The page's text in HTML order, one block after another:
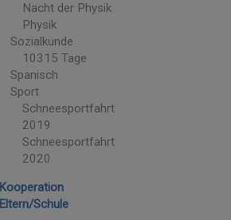
Nacht der Physik
Physik
Sozialkunde
10315 Tage
Spanisch
Sport
Schneesportfahrt
2019
Schneesportfahrt
2020
Kooperation
Eltern/Schule